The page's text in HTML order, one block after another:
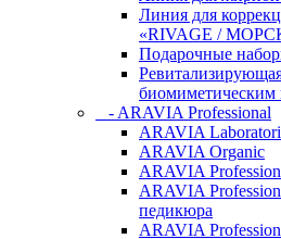
Линия для
«RIVAGE /
Подарочные
биомиметическим
- ARAVIA Professional
ARAVIA
ARAVIA Organic
ARAVIA
ARAVIA
педикюра
ARAVIA